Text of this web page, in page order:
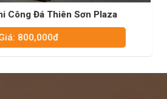
Thi Công Đá Bảo Hiểm Bảo Việt
Giá: 800,000đ